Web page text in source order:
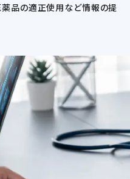
薬品の適正使用など情報の提